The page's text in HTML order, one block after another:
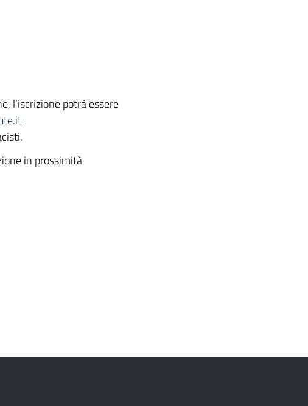
l’iscrizione potrà essere
in prossimità